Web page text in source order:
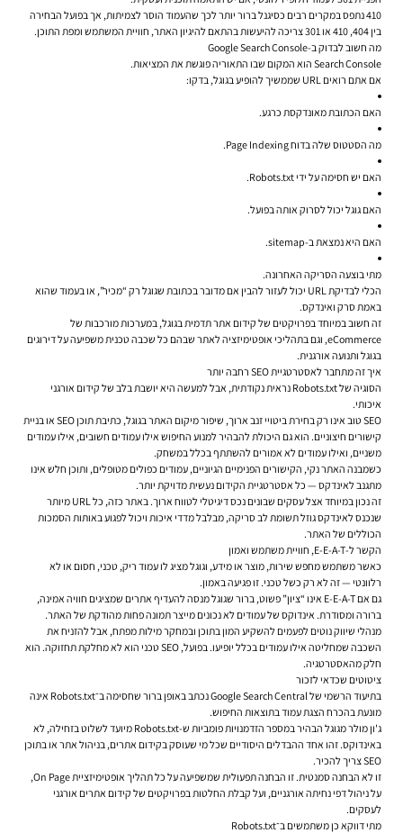
410 נתפס במקרים רבים כסיגנל ברור יותר לכך שהעמוד הוסר לצמיתות, אך בפועל הבחירה
בין 404, 410 או 301 צריכה להיעשות בהתאם להיגיון האתר, חוויית המשתמש ומפת התוכן.
מה חשוב לבדוק ב-Google Search Console
Search Console הוא המקום שבו התאוריה פוגשת את המציאות.
אם אתם רואים URL שממשיך להופיע בגוגל, בדקו:
האם הכתובת מאונדקסת כרגע.
מה הסטטוס שלה בדוח Page Indexing.
האם יש חסימה על ידי Robots.txt.
האם גוגל יכול לסרוק אותה בפועל.
האם היא נמצאת ב-sitemap.
מתי בוצעה הסריקה האחרונה.
הכלי לבדיקת URL יכול לעזור להבין אם מדובר בכתובת שגוגל רק “מכיר”, או בעמוד שהוא
באמת סרק ואינדקס.
זה חשוב במיוחד בפרויקטים של קידום אתר תדמית בגוגל, במערכות מורכבות של
eCommerce, וגם בתהליכי אופטימיזציה לאתר שבהם כל שכבה טכנית משפיעה על דירוגים
בגוגל ותנועה אורגנית.
איך זה מתחבר לאסטרטגיית SEO רחבה יותר
הסוגיה של Robots.txt נראית נקודתית, אבל למעשה היא יושבת בלב של קידום אורגני
איכותי.
SEO טוב אינו רק בחירת ביטויי זנב ארוך, שיפור מיקום האתר בגוגל, כתיבת תוכן SEO או בניית
קישורים חיצוניים. הוא גם היכולת להבהיר למנוע החיפוש אילו עמודים חשובים, אילו עמודים
משניים, ואילו עמודים לא אמורים להשתתף בכלל במשחק.
כשמבנה האתר נקי, הקישורים הפנימיים הגיוניים, עמודים כפולים מטופלים, ותוכן חלש אינו
מתגנב לאינדקס — כל אסטרטגיית הקידום נעשית מדויקת יותר.
זה נכון במיוחד אצל עסקים שבונים נכס דיגיטלי לטווח ארוך. באתר כזה, כל URL מיותר
שנכנס לאינדקס גוזל תשומת לב סריקה, מבלבל מדדי איכות ויכול לפגוע באותות הסמכות
הכוללים של האתר.
הקשר ל-E-E-A-T, חוויית משתמש ואמון
כאשר משתמש מחפש שירות, מוצר או מידע, וגוגל מציג לו עמוד ריק, טכני, חסום או לא
רלוונטי — זה לא רק כשל טכני. זו פגיעה באמון.
גם אם E-E-A-T אינו “ציון” פשוט, ברור שגוגל מנסה להעדיף אתרים שמציגים חוויה אמינה,
ברורה ומסודרת. אינדוקס של עמודים לא נכונים מייצר תמונה פחות מהודקת של האתר.
מנהלי שיווק נוטים לפעמים להשקיע המון בתוכן ובמחקר מילות מפתח, אבל להזניח את
השכבה שמחליטה אילו עמודים בכלל יופיעו. בפועל, SEO טכני הוא לא מחלקת תחזוקה. הוא
חלק מהאסטרטגיה.
ציטוטים שכדאי לזכור
בתיעוד הרשמי של Google Search Central נכתב באופן ברור שחסימה ב־Robots.txt אינה
מונעת בהכרח הצגת עמוד בתוצאות החיפוש.
ג'ון מולר מגוגל הבהיר במספר הזדמנויות פומביות ש-Robots.txt מיועד לשלוט בזחילה, לא
באינדוקס. זהו אחד ההבדלים היסודיים שכל מי שעוסק בקידום אתרים, בניהול אתר או בתוכן
SEO צריך להכיר.
זו לא הבחנה סמנטית. זו הבחנה תפעולית שמשפיעה על כל תהליך אופטימיזציית On Page,
על ניהול דפי נחיתה אורגניים, ועל קבלת החלטות בפרויקטים של קידום אתרים אורגני
לעסקים.
מתי דווקא כן משתמשים ב־Robots.txt